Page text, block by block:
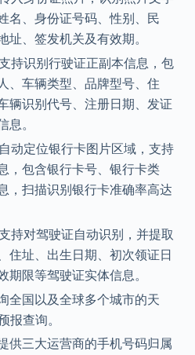
名、身份证号码、性别、民
址、签发机关及有效期。
持识别行驶证正副本信息，包
、车辆类型、品牌型号、住
辆识别代号、注册日期、发证
息。
动定位银行卡图片区域，支持
，包含银行卡号、银行卡类
，扫描识别银行卡准确率高达
持对驾驶证自动识别，并提取
住址、出生日期、初次领证日
期限等驾驶证实体信息。
全国以及全球多个城市的天
报查询。
供三大运营商的手机号码归属